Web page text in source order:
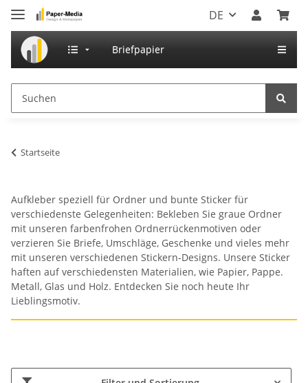
DE
Briefpapier
Startseite
Aufkleber speziell für Ordner und bunte Sticker für
verschiedenste Gelegenheiten: Bekleben Sie graue Ordner
mit unseren farbenfrohen Ordnerrückenmotiven oder
verzieren Sie Briefe, Umschläge, Geschenke und vieles mehr
mit unseren verschiedenen Stickern-Designs. Unsere Sticker
haften auf verschiedensten Materialien, wie Papier, Pappe.
Metall, Glas und Holz. Entdecken Sie noch heute Ihr
Lieblingsmotiv.